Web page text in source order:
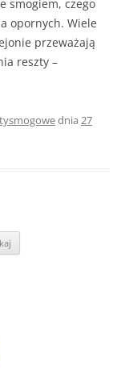
smogiem, czego
opornych. Wiele
przeważają
reszty –
dnia 27